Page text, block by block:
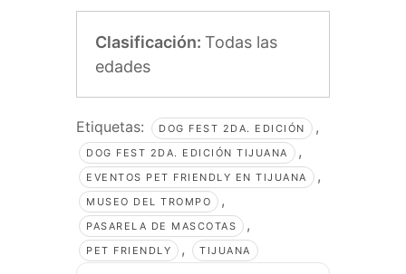
Clasificación: Todas las
edades
Etiquetas: DOG FEST 2DA. EDICIÓN ,
DOG FEST 2DA. EDICIÓN TIJUANA ,
EVENTOS PET FRIENDLY EN TIJUANA ,
MUSEO DEL TROMPO ,
PASARELA DE MASCOTAS ,
PET FRIENDLY , TIJUANA